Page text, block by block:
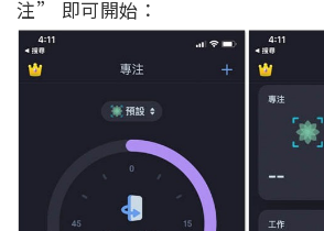
注” 即可開始：